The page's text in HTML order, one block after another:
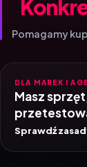
Pomagamy
DLA MAREK I
Masz
Sprawdź